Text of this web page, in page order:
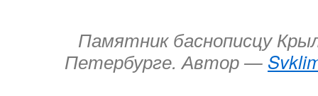
Памятник баснописцу
Петербурге. Автор —